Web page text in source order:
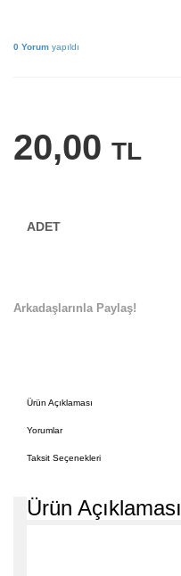
0 Yorum yapıldı
20,00 TL
Arkadaşlarınla Paylaş!
Ürün Açıklaması
Yorumlar
Taksit Seçenekleri
Ürün Açıklaması